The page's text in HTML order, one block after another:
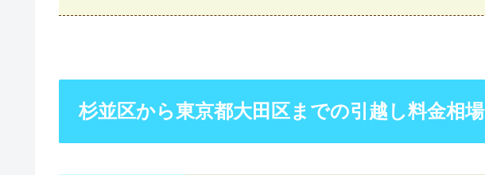
杉並区から東京都大田区までの引越し料金相場